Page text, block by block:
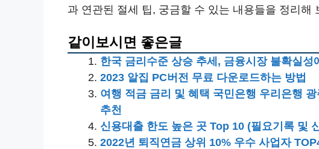
과 연관된 절세 팁, 궁금할 수 있는 내용들을 정리해
같이보시면 좋은글
한국 금리수준 상승 추세, 금융시장 불확실성
2023 알집 PC버전 무료 다운로드하는 방법
여행 적금 금리 및 혜택 국민은행 우리은행
추천
신용대출 한도 높은 곳 Top 10 (필요기록 및
2022년 퇴직연금 상위 10% 우수 사업자